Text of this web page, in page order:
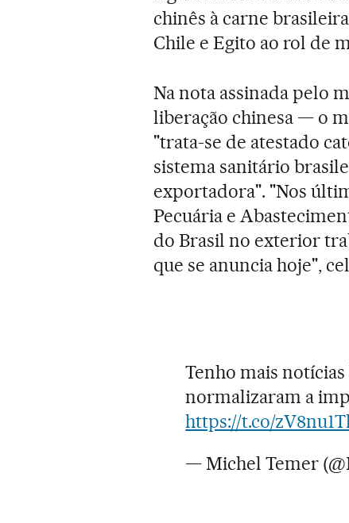
chinês à carne
Chile e Egito ao rol de
Na nota assinada pelo
liberação chinesa — o
"trata-se de atestado
sistema sanitário
exportadora". "Nos
Pecuária e
do Brasil no exterior
que se anuncia hoje",
Tenho mais
normalizaram a
https://t.co/
— Michel Temer